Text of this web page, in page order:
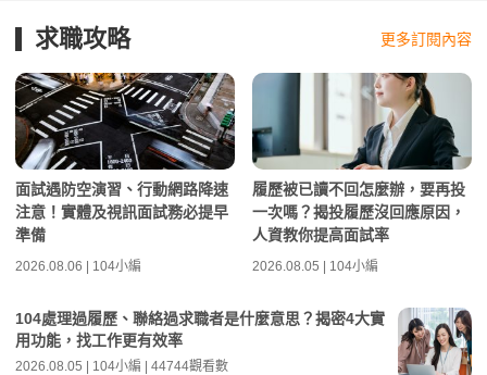
求職攻略 更多訂閱內容
面試遇防空演習、行動網路降速
注意！實體及視訊面試務必提早
準備
2026.08.06 | 104小編
履歷被已讀不回怎麼辦，要再投
一次嗎？揭投履歷沒回應原因，
人資教你提高面試率
2026.08.05 | 104小編
104處理過履歷、聯絡過求職者是什麼意思？揭密4大實
用功能，找工作更有效率
2026.08.05 | 104小編 | 44744觀看數